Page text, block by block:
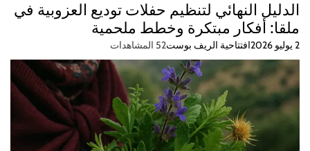
الدليل النهائي لتنظيم حفلات توديع العزوبية في
ملقا: أفكار مبتكرة وخطط ملحمية
2 يوليو 2026 افتتاحية الريف بوست52 المشاهدات